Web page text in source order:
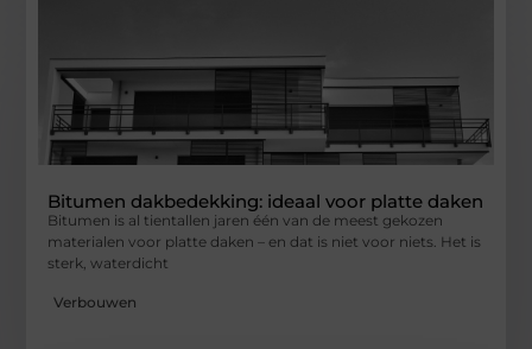
Bitumen dakbedekking: ideaal voor platte daken
Bitumen is al tientallen jaren één van de meest gekozen
materialen voor platte daken – en dat is niet voor niets. Het is
sterk, waterdicht
Verbouwen